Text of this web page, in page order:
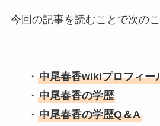
今回の記事を読むことで次の
・ 中尾春香wikiプロフィー
・ 中尾春香の学歴
・ 中尾春香の学歴Q＆A